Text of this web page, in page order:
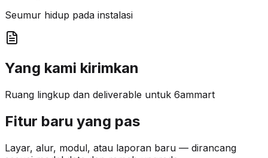
Seumur hidup pada instalasi
Yang kami kirimkan
Ruang lingkup dan deliverable untuk 6ammart
Fitur baru yang pas
Layar, alur, modul, atau laporan baru — dirancang